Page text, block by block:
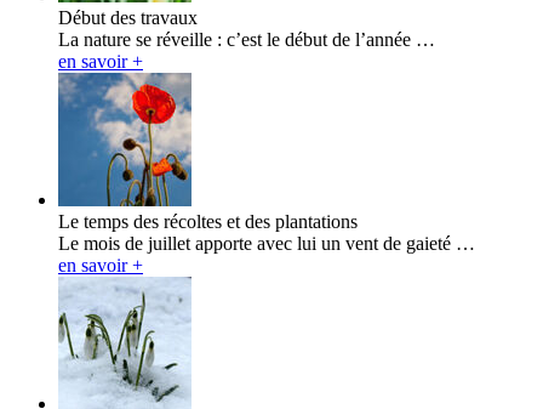
Début des travaux
La nature se réveille : c’est le début de l’année …
en savoir +
Le temps des récoltes et des plantations
Le mois de juillet apporte avec lui un vent de gaieté …
en savoir +